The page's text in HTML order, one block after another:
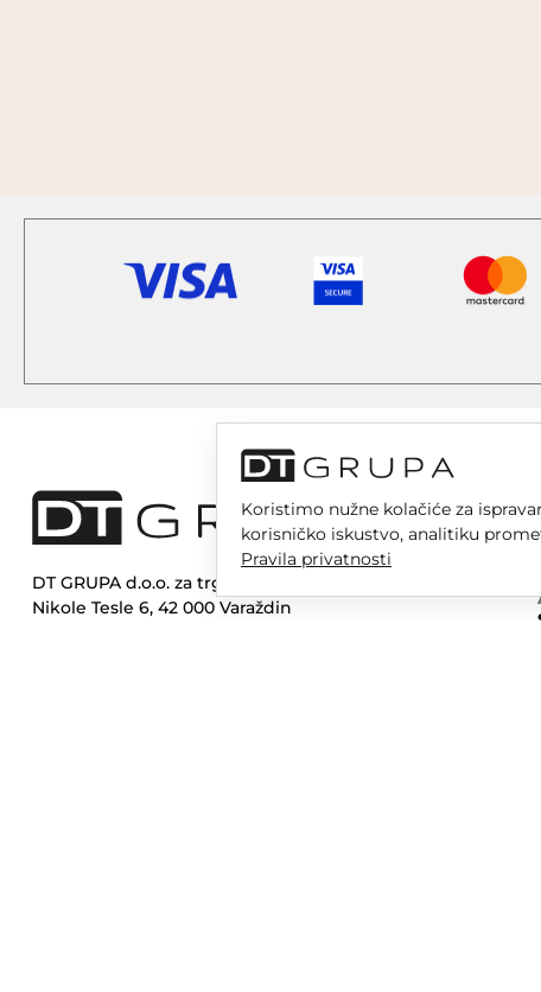
DT GRUPA d.o.o. za trgovinu i usluge
Nikole Tesle 6, 42 000 Varaždin
Koristimo nužne kolačiće za
korisničko iskustvo, analitiku
Pravila privatnosti